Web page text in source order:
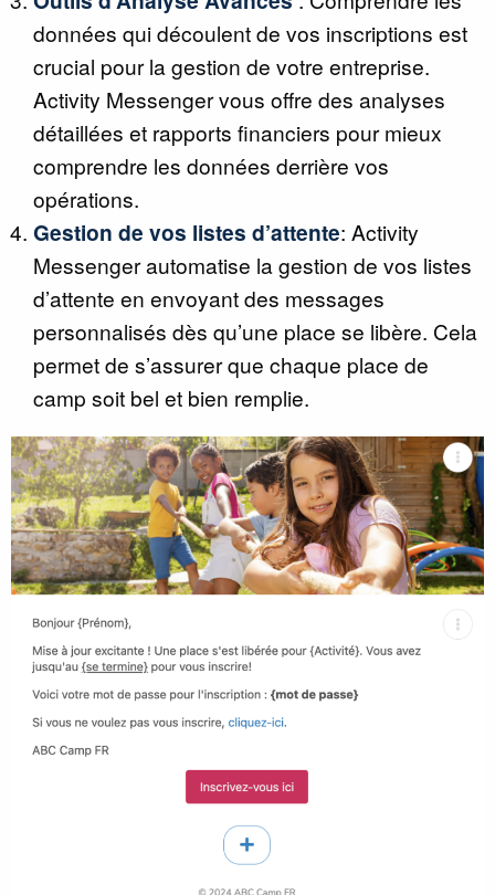
données qui découlent de vos inscriptions est
crucial pour la gestion de votre entreprise.
Activity Messenger vous offre des analyses
détaillées et rapports financiers pour mieux
comprendre les données derrière vos
opérations.
Gestion de vos listes d’attente: Activity
Messenger automatise la gestion de vos listes
d’attente en envoyant des messages
personnalisés dès qu’une place se libère. Cela
permet de s’assurer que chaque place de
camp soit bel et bien remplie.